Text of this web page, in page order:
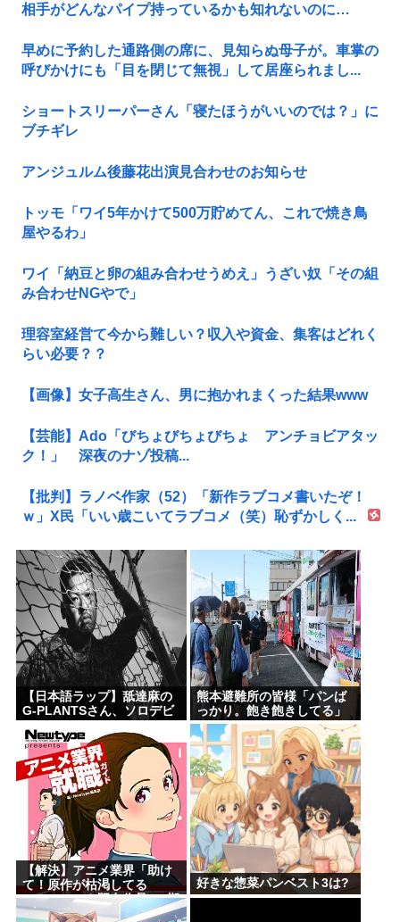
相手がどんなパイプ持っているかも知れないのに…
早めに予約した通路側の席に、見知らぬ母子が。車掌の
呼びかけにも「目を閉じて無視」して居座られまし...
ショートスリーパーさん「寝たほうがいいのでは？」に
ブチギレ
アンジュルム後藤花出演見合わせのお知らせ
トッモ「ワイ5年かけて500万貯めてん、これで焼き鳥
屋やるわ」
ワイ「納豆と卵の組み合わせうめえ」うざい奴「その組
み合わせNGやで」
理容室経営て今から難しい？収入や資金、集客はどれく
らい必要？？
【画像】女子高生さん、男に抱かれまくった結果www
【芸能】Ado「びちょびちょびちょ アンチョビアタッ
ク！」 深夜のナゾ投稿...
【批判】ラノベ作家（52）「新作ラブコメ書いたぞ！
ｗ」X民「いい歳こいてラブコメ（笑）恥ずかしく...
【日本語ラップ】舐達麻の
G-PLANTSさん、ソロデビ
熊本避難所の皆様「パンば
っかり。飽き飽きしてる」
【解決】アニメ業界「助け
て！原作が枯渇してる
の！」←いや既存作品の2期
やったら良いよね？
好きな惣菜パンベスト3は?